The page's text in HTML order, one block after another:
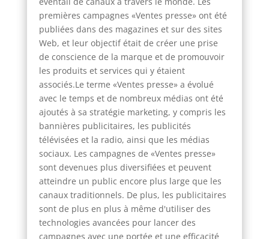
premières campagnes «Ventes presse» ont été
publiées dans des magazines et sur des sites
Web, et leur objectif était de créer une prise
de conscience de la marque et de promouvoir
les produits et services qui y étaient
associés.Le terme «Ventes presse» a évolué
avec le temps et de nombreux médias ont été
ajoutés à sa stratégie marketing, y compris les
bannières publicitaires, les publicités
télévisées et la radio, ainsi que les médias
sociaux. Les campagnes de «Ventes presse»
sont devenues plus diversifiées et peuvent
atteindre un public encore plus large que les
canaux traditionnels. De plus, les publicitaires
sont de plus en plus à même d'utiliser des
technologies avancées pour lancer des
campagnes avec une portée et une efficacité